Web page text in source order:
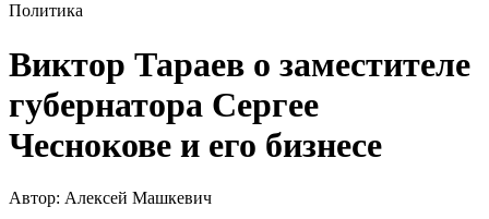
Политика
Виктор Тараев о заместителе
губернатора Сергее
Чеснокове и его бизнесе
Автор: Алексей Машкевич